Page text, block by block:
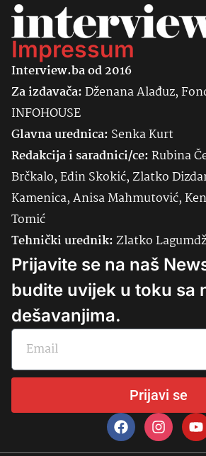
Impressum
Interview.ba od 2016
Za izdavača:Dženana Alađuz,
INFOHOUSE
Glavna urednica: SenkaKurt
Redakcija i saradnici/ce:Rubina
Brčkalo, Edin Skokić, Zlatko
Kamenica, Anisa Mahmutović,
Tomić
Tehnički urednik:Zlatko
Prijavite se na naš
budite uvijek u toku sa
dešavanjima.
Prijavi se